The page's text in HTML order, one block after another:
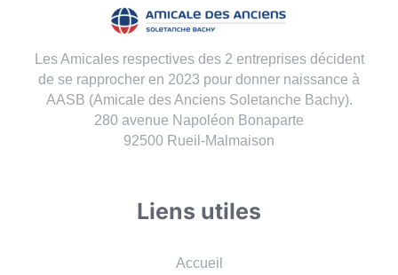
Les Amicales respectives des 2 entreprises décident
de se rapprocher en 2023 pour donner naissance à
AASB (Amicale des Anciens Soletanche Bachy).
280 avenue Napoléon Bonaparte
92500 Rueil-Malmaison
Liens utiles
Accueil